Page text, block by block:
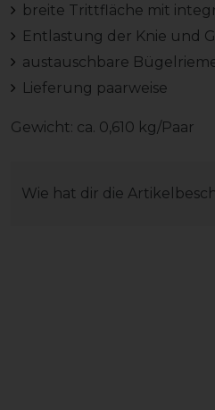
breite Trittfläche mit
Entlastung der Knie und
austauschbare
Lieferung paarweise
Gewicht: ca. 0,610 kg/Paar
Wie hat dir die